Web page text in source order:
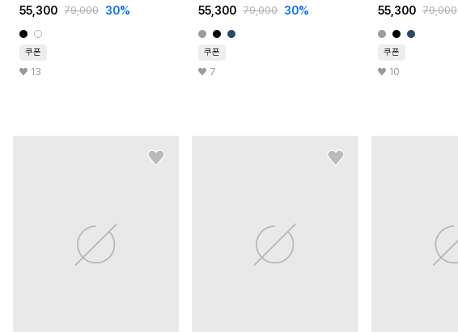
55,300 79,000 30%
쿠폰
13
55,300 79,000 30%
쿠폰
7
55,300 79,000
쿠폰
10